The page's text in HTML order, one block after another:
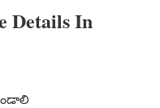
Details In